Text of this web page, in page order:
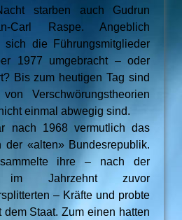
starben auch Gudrun
Carl Raspe. Angeblich
sich die Führungsmitglieder
1977 umgebracht – oder
Bis zum heutigen Tag sind
Verschwörungstheorien
einmal abwegig sind.
nach 1968 vermutlich das
der «alten» Bundesrepublik.
ihre – nach der
im Jahrzehnt zuvor
– Kräfte und probte
dem Staat. Zum einen hatten